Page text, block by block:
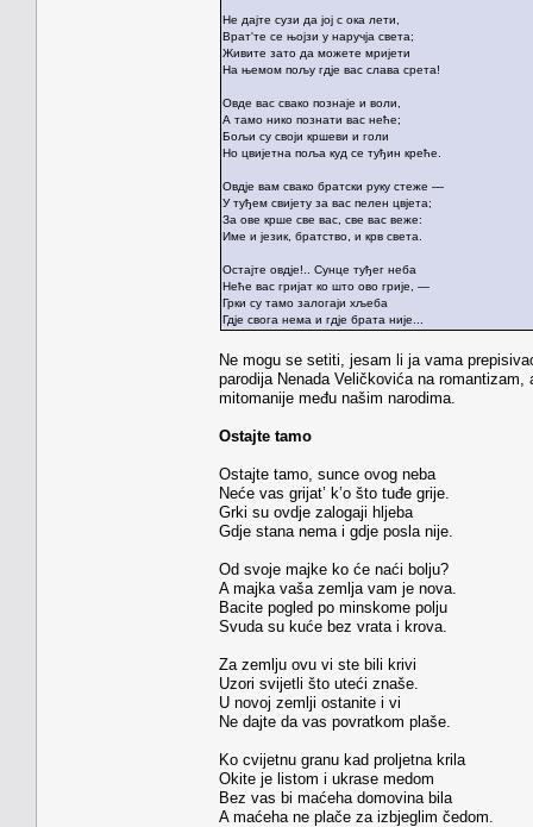
Не дајте сузи да јој с ока лети,
Врат'те се њојзи у наручја света;
Живите зато да можете мријети
На њемом пољу гдје вас слава срета!
Овде вас свако познаје и воли,
А тамо нико познати вас неће;
Бољи су своји кршеви и голи
Но цвијетна поља куд се туђин креће.
Овдје вам свако братски руку стеже —
У туђем свијету за вас пелен цвјета;
За ове крше све вас, све вас веже:
Име и језик, братство, и крв света.
Остајте овдје!.. Сунце туђег неба
Неће вас гријат ко што ово грије, —
Грки су тамо залогаји хљеба
Гдје свога нема и гдје брата није...
Ne mogu se setiti, jesam li ja vama
parodija Nenada Veličkovića na
mitomanije među našim narodima.
Ostajte tamo
Ostajte tamo, sunce ovog neba
Neće vas grijat’ k’o što tuđe grije.
Grki su ovdje zalogaji hljeba
Gdje stana nema i gdje posla nije.
Od svoje majke ko će naći bolju?
A majka vaša zemlja vam je nova.
Bacite pogled po minskome polju
Svuda su kuće bez vrata i krova.
Za zemlju ovu vi ste bili krivi
Uzori svijetli što uteći znaše.
U novoj zemlji ostanite i vi
Ne dajte da vas povratkom plaše.
Ko cvijetnu granu kad proljetna krila
Okite je listom i ukrase medom
Bez vas bi maćeha domovina bila
A maćeha ne plače za izbjeglim čedom.